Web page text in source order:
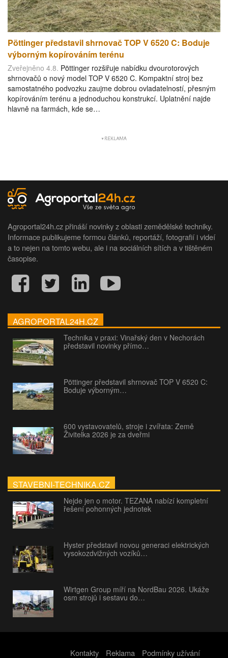
Pöttinger představil shrnovač TOP V 6520 C: Boduje
výborným kopírováním terénu
Zveřejněno 4.8. Pöttinger rozšiřuje nabídku dvourotorových
shrnovačů o nový model TOP V 6520 C. Kompaktní stroj bez
samostatného podvozku zaujme dobrou ovladatelností, přesným
kopírováním terénu a jednoduchou konstrukcí. Uplatnění najde
hlavně na farmách, kde se…
Agroportal24h.cz přináší novinky z oblasti zemědělské techniky.
Informace publikujeme formou článků, reportáží, fotografií i videí
a to nejen na tomto webu, ale i na sociálních sítích a v tištěném
časopise.
AGROPORTAL24H.CZ
Technika v praxi: Vinařský den v Nechorách
představil novinky přímo…
Pöttinger představil shrnovač TOP V 6520 C:
Boduje výborným…
600 vystavovatelů, stroje i zvířata: Země
Živitelka 2026 je za dveřmi
STAVEBNI-TECHNIKA.CZ
Nejde jen o motor. TEZANA nabízí kompletní
řešení pohonných jednotek
Hyster představil novou generaci elektrických
vysokozdvižných vozíků…
Wirtgen Group míří na NordBau 2026. Ukáže
osm strojů i sestavu do…
Kontakty Reklama
Podmínky užívání